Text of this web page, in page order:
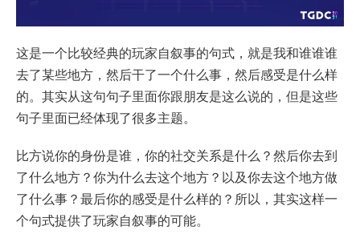
这是一个比较经典的玩家自叙事的句式，就是我和谁谁谁
去了某些地方，然后干了一个什么事，然后感受是什么样
的。其实从这句句子里面你跟朋友是这么说的，但是这些
句子里面已经体现了很多主题。
比方说你的身份是谁，你的社交关系是什么？然后你去到
了什么地方？你为什么去这个地方？以及你去这个地方做
了什么事？最后你的感受是什么样的？所以，其实这样一
个句式提供了玩家自叙事的可能。